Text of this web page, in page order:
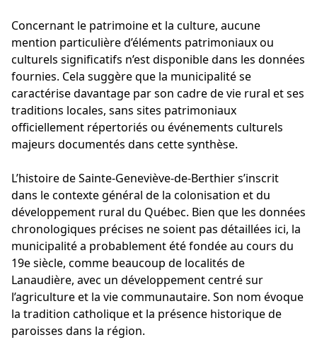
Concernant le patrimoine et la culture, aucune
mention particulière d’éléments patrimoniaux ou
culturels significatifs n’est disponible dans les données
fournies. Cela suggère que la municipalité se
caractérise davantage par son cadre de vie rural et ses
traditions locales, sans sites patrimoniaux
officiellement répertoriés ou événements culturels
majeurs documentés dans cette synthèse.
L’histoire de Sainte-Geneviève-de-Berthier s’inscrit
dans le contexte général de la colonisation et du
développement rural du Québec. Bien que les données
chronologiques précises ne soient pas détaillées ici, la
municipalité a probablement été fondée au cours du
19e siècle, comme beaucoup de localités de
Lanaudière, avec un développement centré sur
l’agriculture et la vie communautaire. Son nom évoque
la tradition catholique et la présence historique de
paroisses dans la région.